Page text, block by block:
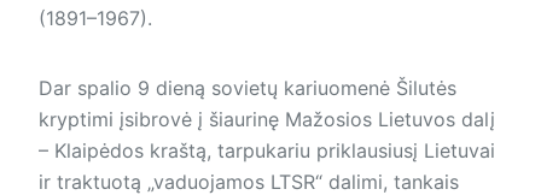
(1891–­1967).
Dar spalio 9 dieną sovietų kariuomenė Šilutės
kryptimi įsibrovė į šiaurinę Mažosios Lietuvos dalį
– Klaipėdos kraštą, tarpukariu priklausiusį Lietuvai
ir traktuotą „vaduojamos LTSR“ dalimi, tankais